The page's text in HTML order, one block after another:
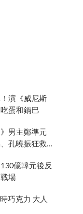
演《威尼斯
蛋和鍋巴
男主鄭準元
孔曉振狂救
億韓元後反
場
巧克力 大人